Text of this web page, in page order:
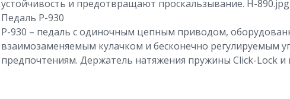
устойчивость и предотвращают проскальзывание. H-890.jpg
Педаль P-930
P-930 – педаль с одиночным цепным приводом,
взаимозаменяемым кулачком и бесконечно регулируемым
предпочтениям. Держатель натяжения пружины Click-Lock